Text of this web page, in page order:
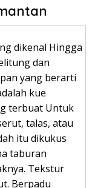
dikenal Hingga
dan
yang berarti
kue
terbuat Untuk
talas, atau
itu dikukus
taburan
Tekstur
Berpadu